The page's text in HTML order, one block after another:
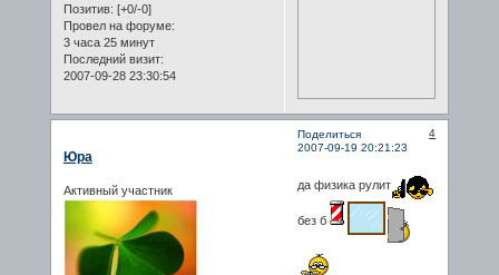
Позитив: [+0/-0]
Провел на форуме:
3 часа 25 минут
Последний визит:
2007-09-28 23:30:54
Поделиться
4
2007-09-19 20:21:23
Юра
Активный участник да физика рулит
без б